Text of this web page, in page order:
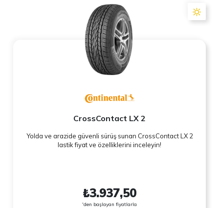
CrossContact LX 2
Yolda ve arazide güvenli sürüş sunan CrossContact LX 2
lastik fiyat ve özelliklerini inceleyin!
₺3.937,50
'den başlayan fiyatlarla